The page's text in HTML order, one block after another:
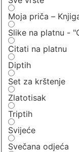
Moja priča –
Slike na platnu -
Citati na platnu
Diptih
Set za krštenje
Zlatotisak
Triptih
Svijeće
Svečana odjeća